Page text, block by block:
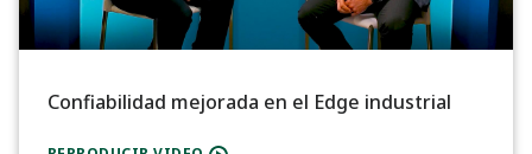
Confiabilidad mejorada en el Edge industrial